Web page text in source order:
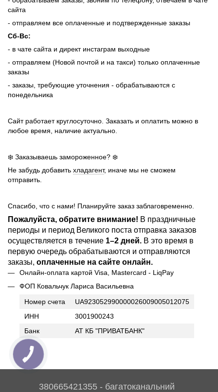
сайта
- отправляем все оплаченные и подтвержденные заказы
Сб-Вс:
- в чате сайта и директ инстаграм выходные
- отправляем (Новой почтой и на такси) только оплаченные
заказы
- заказы, требующие уточнения - обрабатываются с
понедельника
Сайт работает круглосуточно. Заказать и оплатить можно в
любое время, наличие актуально.
❄️ Заказываешь замороженное? ❄️
Не забудь добавить хладагент, иначе мы не сможем
отправить.
Спасибо, что с нами! Планируйте заказ заблаговременно.
Пожалуйста, обратите внимание! В праздничные
периоды и период Великого поста отправка заказов
осуществляется в течение 1–2 дней. В это время в
первую очередь обрабатываются и отправляются
заказы, оплаченные на сайте онлайн.
Онлайн-оплата картой Visa, Mastercard - LiqPay
ФОП Ковальчук Лариса Васильевна
Номер счета
UA923052990000026009005012075
ИНН
3001900243
Банк
АТ КБ "ПРИВАТБАНК"
380665421355 - багатоканальний